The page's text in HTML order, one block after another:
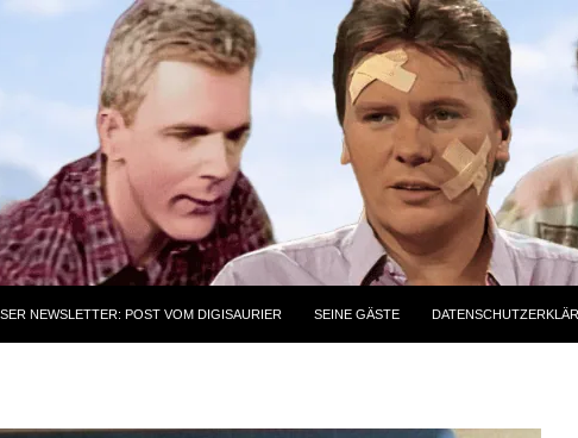
NEWSLETTER: POST VOM DIGISAURIER SEINE GÄSTE